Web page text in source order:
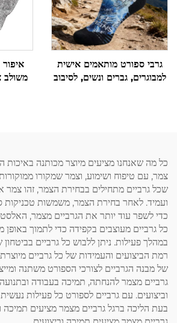
גרבי ספורט מותאמים אישית
למבוגרים, גברים ונשים, לסיבוב
צמר, עם טיפוח ושימוע, וצמר שמקורו ממוקורות
שכל גרביים מתחילים בבחירת הצמר, זהו צמר
ועמיד. לאחר בחירת הצמר, משמשות טכניקות
כדי לשפר עוד יותר את הגרביים מצמר,
כל גרביים מעוצבים בקפידה כדי לתמוך
במהלך פעילות. ניתן ללבוש כל גרביים
רמת הביצועים והעמידות של כל גרביים
של מבנה הגרביים לצורכי הספורט משתנה
גרביים מצמר להנחתה, תמיכה בעבודה
וביצועים. עם גרביים לספורט כל פעילות
בעת הליכה ברגל גרביים מצמר מציעים תמיכה